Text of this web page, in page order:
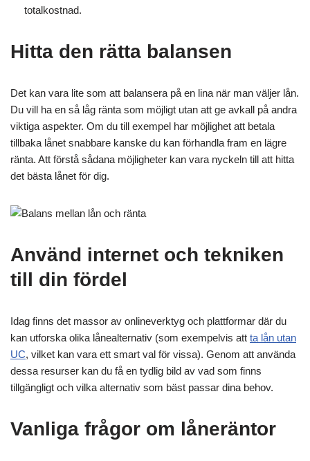
totalkostnad.
Hitta den rätta balansen
Det kan vara lite som att balansera på en lina när man väljer lån.
Du vill ha en så låg ränta som möjligt utan att ge avkall på andra
viktiga aspekter. Om du till exempel har möjlighet att betala
tillbaka lånet snabbare kanske du kan förhandla fram en lägre
ränta. Att förstå sådana möjligheter kan vara nyckeln till att hitta
det bästa lånet för dig.
Använd internet och tekniken
till din fördel
Idag finns det massor av onlineverktyg och plattformar där du
kan utforska olika lånealternativ (som exempelvis att ta lån utan
UC, vilket kan vara ett smart val för vissa). Genom att använda
dessa resurser kan du få en tydlig bild av vad som finns
tillgängligt och vilka alternativ som bäst passar dina behov.
Vanliga frågor om låneräntor